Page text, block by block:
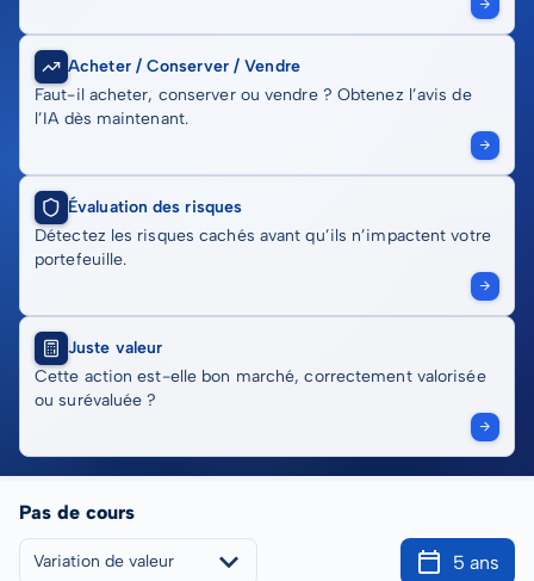
Acheter / Conserver / Vendre
Faut-il acheter, conserver ou vendre ? Obtenez l’avis de
l’IA dès maintenant.
Évaluation des risques
Détectez les risques cachés avant qu’ils n’impactent votre
portefeuille.
Juste valeur
Cette action est-elle bon marché, correctement valorisée
ou surévaluée ?
Pas de cours
Variation de valeur 5 ans